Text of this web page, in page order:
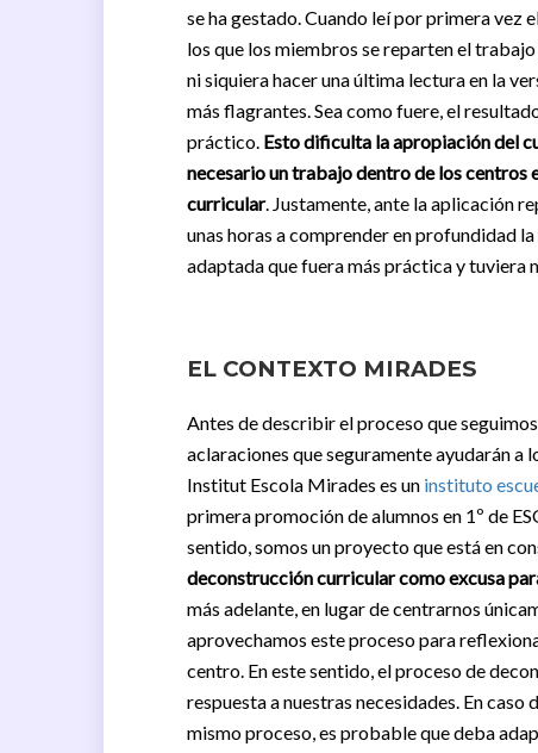
se ha gestado. Cuando leí por primera vez
los que los miembros se reparten el
ni siquiera hacer una última lectura en la
más flagrantes. Sea como fuere, el
práctico. Esto dificulta la apropiación del
necesario un trabajo dentro de los
curricular. Justamente, ante la aplicación
unas horas a comprender en profundidad
adaptada que fuera más práctica y tuviera
EL CONTEXTO MIRADES
Antes de describir el proceso que
aclaraciones que seguramente ayudarán
Institut Escola Mirades es un instituto
primera promoción de alumnos en 1º de
sentido, somos un proyecto que está en
deconstrucción curricular como excusa
más adelante, en lugar de centrarnos
aprovechamos este proceso para
centro. En este sentido, el proceso de
respuesta a nuestras necesidades. En
mismo proceso, es probable que deba